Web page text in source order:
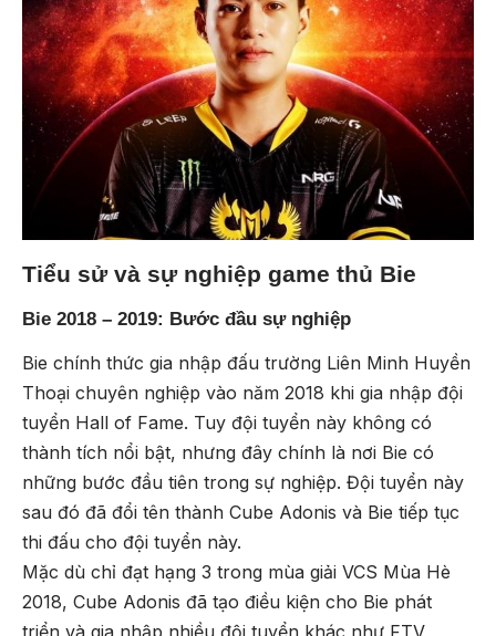
Tiểu sử và sự nghiệp game thủ Bie
Bie 2018 – 2019: Bước đầu sự nghiệp
Bie chính thức gia nhập đấu trường Liên Minh Huyền
Thoại chuyên nghiệp vào năm 2018 khi gia nhập đội
tuyển Hall of Fame. Tuy đội tuyển này không có
thành tích nổi bật, nhưng đây chính là nơi Bie có
những bước đầu tiên trong sự nghiệp. Đội tuyển này
sau đó đã đổi tên thành Cube Adonis và Bie tiếp tục
thi đấu cho đội tuyển này.
Mặc dù chỉ đạt hạng 3 trong mùa giải VCS Mùa Hè
2018, Cube Adonis đã tạo điều kiện cho Bie phát
triển và gia nhập nhiều đội tuyển khác như FTV